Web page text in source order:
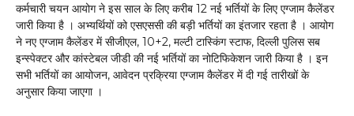
कर्मचारी चयन आयोग ने इस साल के लिए करीब 12 नई भर्तियों के लिए एग्जाम कैलेंडर
जारी किया है । अभ्यर्थियों को एसएससी की बड़ी भर्तियों का इंतजार रहता है । आयोग
ने नए एग्जाम कैलेंडर में सीजीएल, 10+2, मल्टी टास्किंग स्टाफ, दिल्ली पुलिस सब
इन्स्पेक्टर और कांस्टेबल जीडी की नई भर्तियों का नोटिफिकेशन जारी किया है । इन
सभी भर्तियों का आयोजन, आवेदन प्रक्रिया एग्जाम कैलेंडर में दी गई तारीखों के
अनुसार किया जाएगा ।